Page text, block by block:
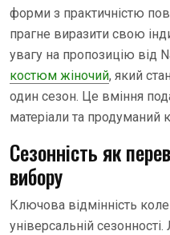
форми з практичністю
прагне виразити свою
увагу на пропозицію від
костюм жіночий, який
один сезон. Це вміння
матеріали та продуманий
Сезонність як
вибору
Ключова відмінність
універсальній